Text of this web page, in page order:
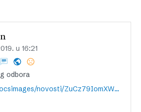
u 16:21
odbora
http://zse.hr/userdocsimages/novosti/ZuCz79IomXWc2fpdsxvm7A==.pdf